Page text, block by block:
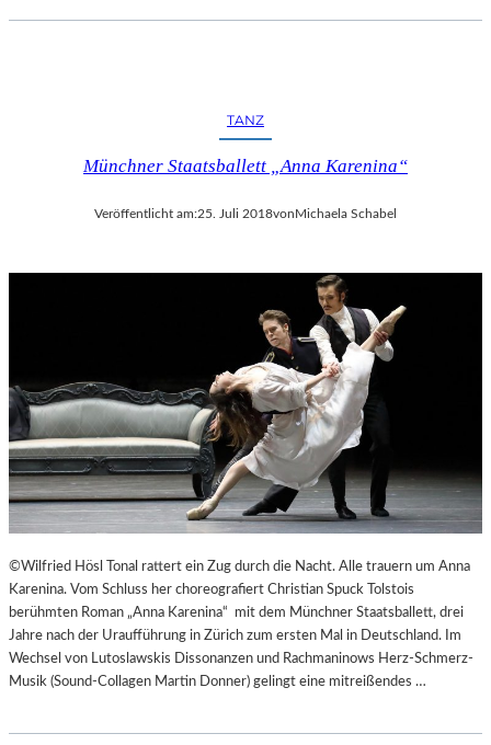
C
B
I
“
U
R
U
M
G
E
K
H
R
T
TANZ
Münchner Staatsballett „Anna Karenina“
Veröffentlicht am:25. Juli 2018vonMichaela Schabel
©Wilfried Hösl Tonal rattert ein Zug durch die Nacht. Alle trauern um Anna
Karenina. Vom Schluss her choreografiert Christian Spuck Tolstois
berühmten Roman „Anna Karenina“ mit dem Münchner Staatsballett, drei
Jahre nach der Uraufführung in Zürich zum ersten Mal in Deutschland. Im
Wechsel von Lutoslawskis Dissonanzen und Rachmaninows Herz-Schmerz-
Musik (Sound-Collagen Martin Donner) gelingt eine mitreißendes …